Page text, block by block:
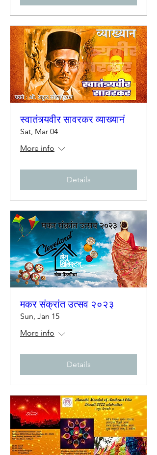
स्वातंत्र्यवीर सावरकर व्याख्यानं
Sat, Mar 04
More info
Details
मकर संक्रांत उत्सव २०२३
Sun, Jan 15
More info
Details